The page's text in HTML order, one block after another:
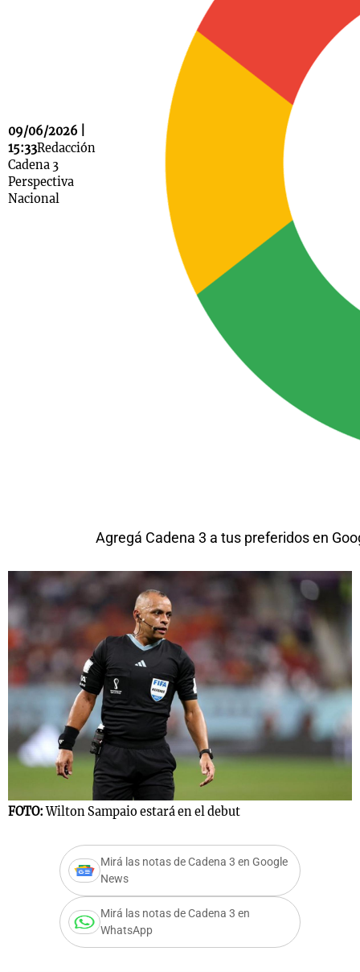
09/06/2026 |
15:33Redacción
Cadena 3
Perspectiva
Nacional
Agregá Cadena 3 a tus preferidos en
FOTO:Wilton Sampaio estará en el debut
Mirá las notas de Cadena 3 en Google
News
Mirá las notas de Cadena 3 en
WhatsApp
Mundial 2026
Notas
La Sole en
Cadena 3